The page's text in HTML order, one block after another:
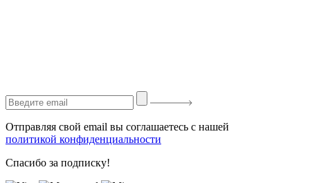
Отправляя свой email вы соглашаетесь с нашей
политикой конфиденциальности
Спасибо за подписку!